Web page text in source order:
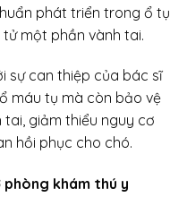
phát triển trong ổ tụ
một phần vành tai.
sự can thiệp của bác sĩ
máu tụ mà còn bảo vệ
giảm thiểu nguy cơ
hồi phục cho chó.
khám thú y